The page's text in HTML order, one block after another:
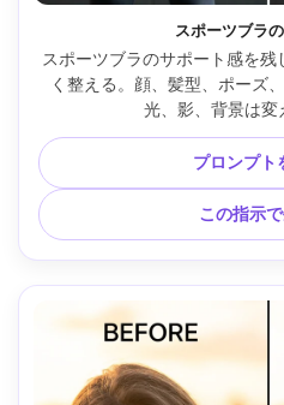
スポーツブラ
スポーツブラのサポート感を
く整える。顔、髪型、ポーズ
光、影、背景は
プロンプト
この指示